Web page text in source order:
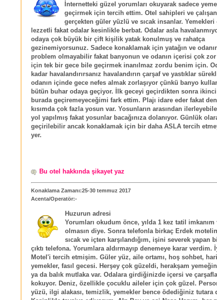
İnternetteki güzel yorumları okuyarak sadece
geçirmek için tercih ettim. Otel sahipleri ve
gerçekten güler yüzlü ve sıcak insanlar. Yemekleri
lezzetli fakat odalar kesinlikle berbat. Odalar asla
odaya çok büyük bir çift kişilik yatak konulmuş ve rahatça
gezinemiyorsunuz. Sadece konaklamak için yatağın ve
problem olmayabilir fakat banyonun ve odanın içerisi çok zor
için tek bir gece bile geçirmek inanılmaz zordu benim için.
kadar havalandırırsanız havalandırın çarşaf ve yastıklar
odanın içinde gece nefes almak zorlaşıyor çünkü banyo
bütün buhar odaya geçiyor. İlk geceyi geçirdikten sonra
burada geçiremeyeceğimi fark ettim. Plajı idare eder fakat
kısımda çok fazla yosun var. Yosunların arasından
yol yapılmış fakat yosunlar bacağınıza dolanıyor. Günlük
geçirilebilir ancak konaklamak için bir daha ASLA tercih
yer.
Bu otel hakkında şikayet yaz
Konaklama Zamanı:25-30 temmuz 2017
Acenta/Operatör:-
Huzurun adresi
Yorumları okudum önce, yılda 1 kez tatil
olmasın diye. Sonra telefonla birkaç Erdek
sıcak ve içten karşılandığım, işini severek yapan
çıktı telefona. Yorumlara aldırmayıp denemeye karar verdim.
Motel'i tercih etmişim. Güler yüz, aile ortamı, hoş sohbet,
yemekler, fasıl gecesi. Herşey çok güzeldi, herakşam
ya da balık mutlaka var. Odalara girdiğinizde içersi ve
kokuyor. Deniz, özellikle çocuklu aileler için çok güzel.
yüzü, ilgi alakası, temizlik, yemekler bence ödediğiniz tutara